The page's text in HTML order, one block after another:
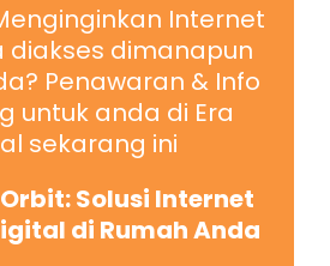
Internet
diakses dimanapun
Penawaran & Info
untuk anda di Era
sekarang ini
Solusi Internet
di Rumah Anda